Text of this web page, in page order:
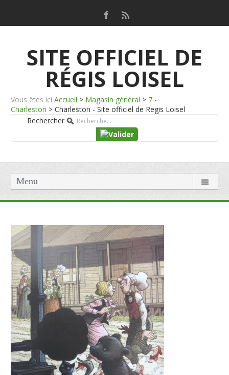
SITE OFFICIEL DE
RÉGIS LOISEL
Vous êtes ici Accueil > Magasin général > 7 -
Charleston > Charleston - Site officiel de Regis Loisel
Rechercher
Menu